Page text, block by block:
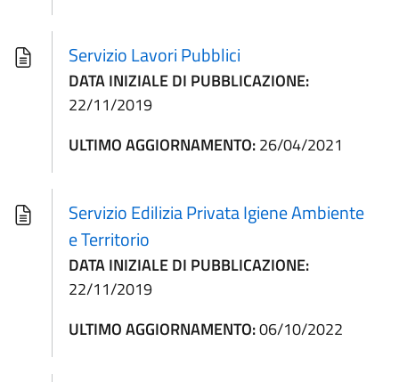
Servizio Lavori Pubblici
DATA INIZIALE DI PUBBLICAZIONE:
22/11/2019
ULTIMO AGGIORNAMENTO:26/04/2021
Servizio Edilizia Privata Igiene Ambiente
e Territorio
DATA INIZIALE DI PUBBLICAZIONE:
22/11/2019
ULTIMO AGGIORNAMENTO:06/10/2022